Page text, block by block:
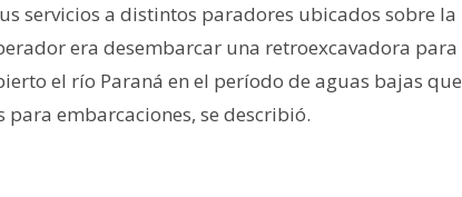
servicios a distintos paradores ubicados sobre la
era desembarcar una retroexcavadora para
el río Paraná en el período de aguas bajas que
embarcaciones, se describió.